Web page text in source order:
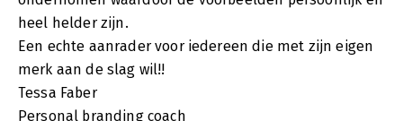
heel helder zijn.
Een echte aanrader voor iedereen die met zijn eigen
merk aan de slag wil!!
Tessa Faber
Personal branding coach